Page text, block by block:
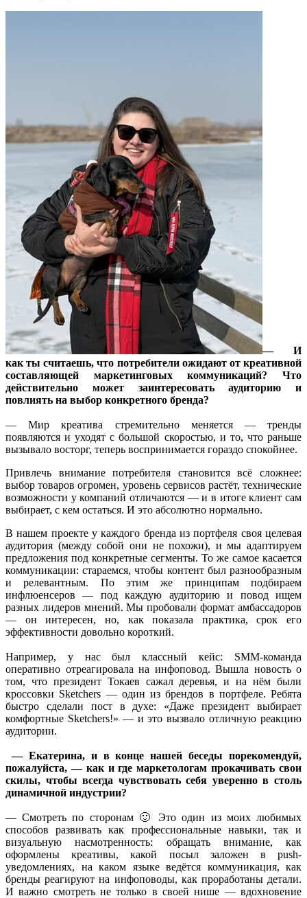
— И
как ты считаешь, что потребители ожидают от креативной
составляющей маркетинговых коммуникаций? Что
действительно может заинтересовать аудиторию и
повлиять на выбор конкретного бренда?
— Мир креатива стремительно меняется — тренды
появляются и уходят с большой скоростью, и то, что раньше
вызывало восторг, теперь воспринимается гораздо спокойнее.
Привлечь внимание потребителя становится всё сложнее:
выбор товаров огромен, уровень сервисов растёт, технические
возможности у компаний отличаются — и в итоге клиент сам
выбирает, с кем остаться. И это абсолютно нормально.
В нашем проекте у каждого бренда из портфеля своя целевая
аудитория (между собой они не похожи), и мы адаптируем
предложения под конкретные сегменты. То же самое касается
коммуникации: стараемся, чтобы контент был разнообразным
и релевантным. По этим же принципам подбираем
инфлюенсеров — под каждую аудиторию и повод ищем
разных лидеров мнений. Мы пробовали формат амбассадоров
— он интересен, но, как показала практика, срок его
эффективности довольно короткий.
Например, у нас был классный кейс: SMM-команда
оперативно отреагировала на инфоповод. Вышла новость о
том, что президент Токаев сажал деревья, и на нём были
кроссовки Sketchers — один из брендов в портфеле. Ребята
быстро сделали пост в духе: «Даже президент выбирает
комфортные Sketchers!» — и это вызвало отличную реакцию
аудитории.
— Екатерина, и в конце нашей беседы порекомендуй,
пожалуйста, — как и где маркетологам прокачивать свои
скилы, чтобы всегда чувствовать себя уверенно в столь
динамичной индустрии?
— Смотреть по сторонам 🙂 Это один из моих любимых
способов развивать как профессиональные навыки, так и
визуальную насмотренность: обращать внимание, как
оформлены креативы, какой посыл заложен в push-
уведомлениях, на каком языке ведётся коммуникация, как
бренды реагируют на инфоповоды, как проработаны детали.
И важно смотреть не только в своей нише — вдохновение